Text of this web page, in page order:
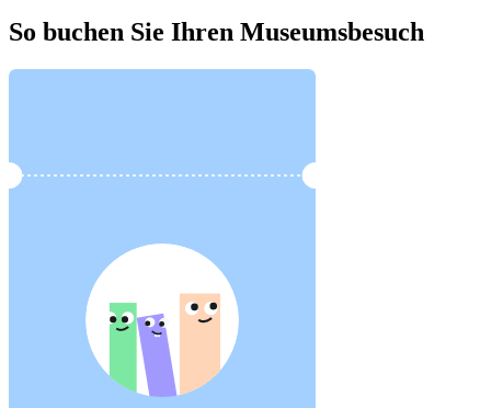
So buchen Sie Ihren Museumsbesuch